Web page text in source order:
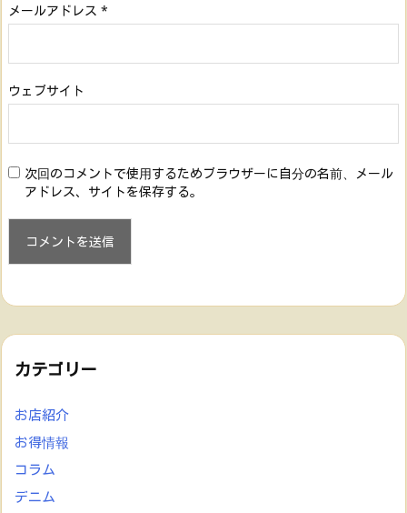
メールアドレス *
ウェブサイト
次回のコメントで使用するためブラウザーに自分の名前、メール
アドレス、サイトを保存する。
カテゴリー
お店紹介
お得情報
コラム
デニム